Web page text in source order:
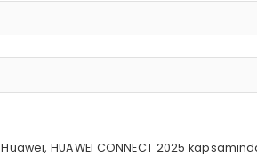
Huawei, HUAWEI CONNECT 2025